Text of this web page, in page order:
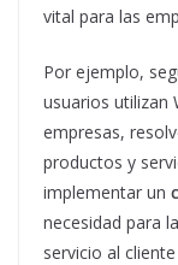
vital para las
Por ejemplo,
usuarios utilizan
empresas,
productos y
implementar un
necesidad para
servicio al